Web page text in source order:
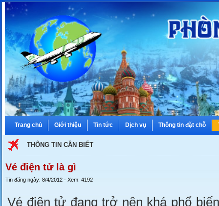
Trang chủ Giới thiệu Tin tức Dịch vụ Thông tin đặt chỗ
THÔNG TIN CẦN BIẾT
Vé điện tử là gì
Tin đăng ngày: 8/4/2012 - Xem: 4192
Vé điện tử đang trở nên khá phổ